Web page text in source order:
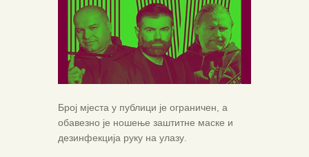
Број мјеста у публици је ограничен, а
обавезно је ношење заштитне маске и
дезинфекција руку на улазу.